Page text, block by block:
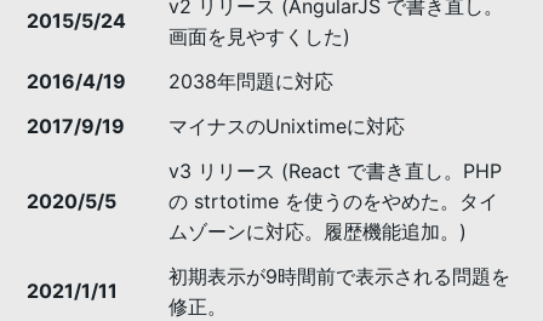
2015/5/24
v2 リリース (AngularJS で書き直し。
画面を見やすくした)
2016/4/19
2038年問題に対応
2017/9/19
マイナスのUnixtimeに対応
2020/5/5
v3 リリース (React で書き直し。PHP
の strtotime を使うのをやめた。タイ
ムゾーンに対応。履歴機能追加。)
2021/1/11
初期表示が9時間前で表示される問題を
修正。